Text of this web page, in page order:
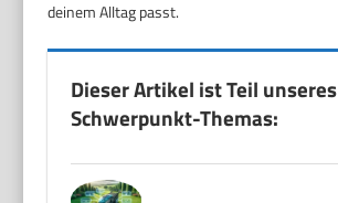
deinem Alltag passt.
Dieser Artikel ist Teil unseres
Schwerpunkt-Themas: